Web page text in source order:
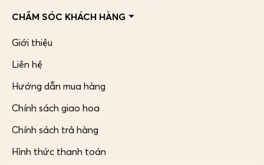
CHĂM SÓC KHÁCH HÀNG
Giới thiệu
Liên hệ
Hướng dẫn mua hàng
Chính sách giao hoa
Chính sách trả hàng
Hình thức thanh toán